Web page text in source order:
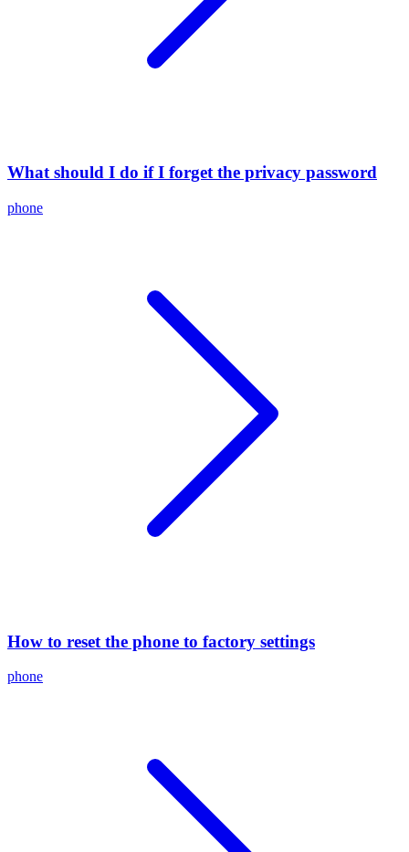
What should I do if I forget the privacy password
phone
How to reset the phone to factory settings
phone